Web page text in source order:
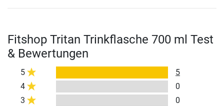
Fitshop Tritan Trinkflasche 700 ml Test
& Bewertungen
5
5
4
0
3
0